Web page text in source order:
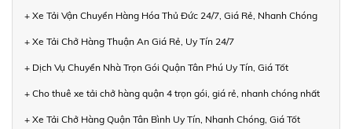
+ Xe Tải Vận Chuyển Hàng Hóa Thủ Đức 24/7, Giá Rẻ, Nhanh Chóng
+ Xe Tải Chở Hàng Thuận An Giá Rẻ, Uy Tín 24/7
+ Dịch Vụ Chuyển Nhà Trọn Gói Quận Tân Phú Uy Tín, Giá Tốt
+ Cho thuê xe tải chở hàng quận 4 trọn gói, giá rẻ, nhanh chóng nhất
+ Xe Tải Chở Hàng Quận Tân Bình Uy Tín, Nhanh Chóng, Giá Tốt